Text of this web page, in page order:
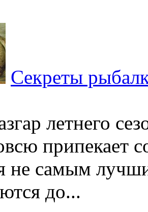
Секреты
летнего
припекает
не самым
до...